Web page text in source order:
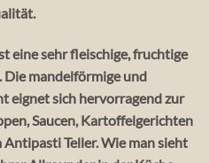
eine sehr fleischige, fruchtige
Die mandelförmige und
eignet sich hervorragend zur
Saucen, Kartoffelgerichten
Teller. Wie man sieht